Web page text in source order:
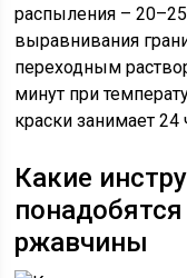
распыления –
выравнивания
переходным
минут при
краски занимает 24
Какие
ржавчины